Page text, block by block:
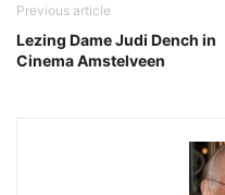
Previous article
Lezing Dame Judi Dench in
Cinema Amstelveen